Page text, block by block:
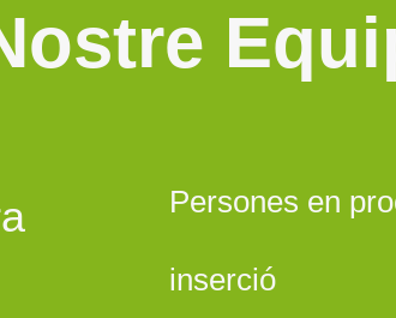
Persones en
inserció